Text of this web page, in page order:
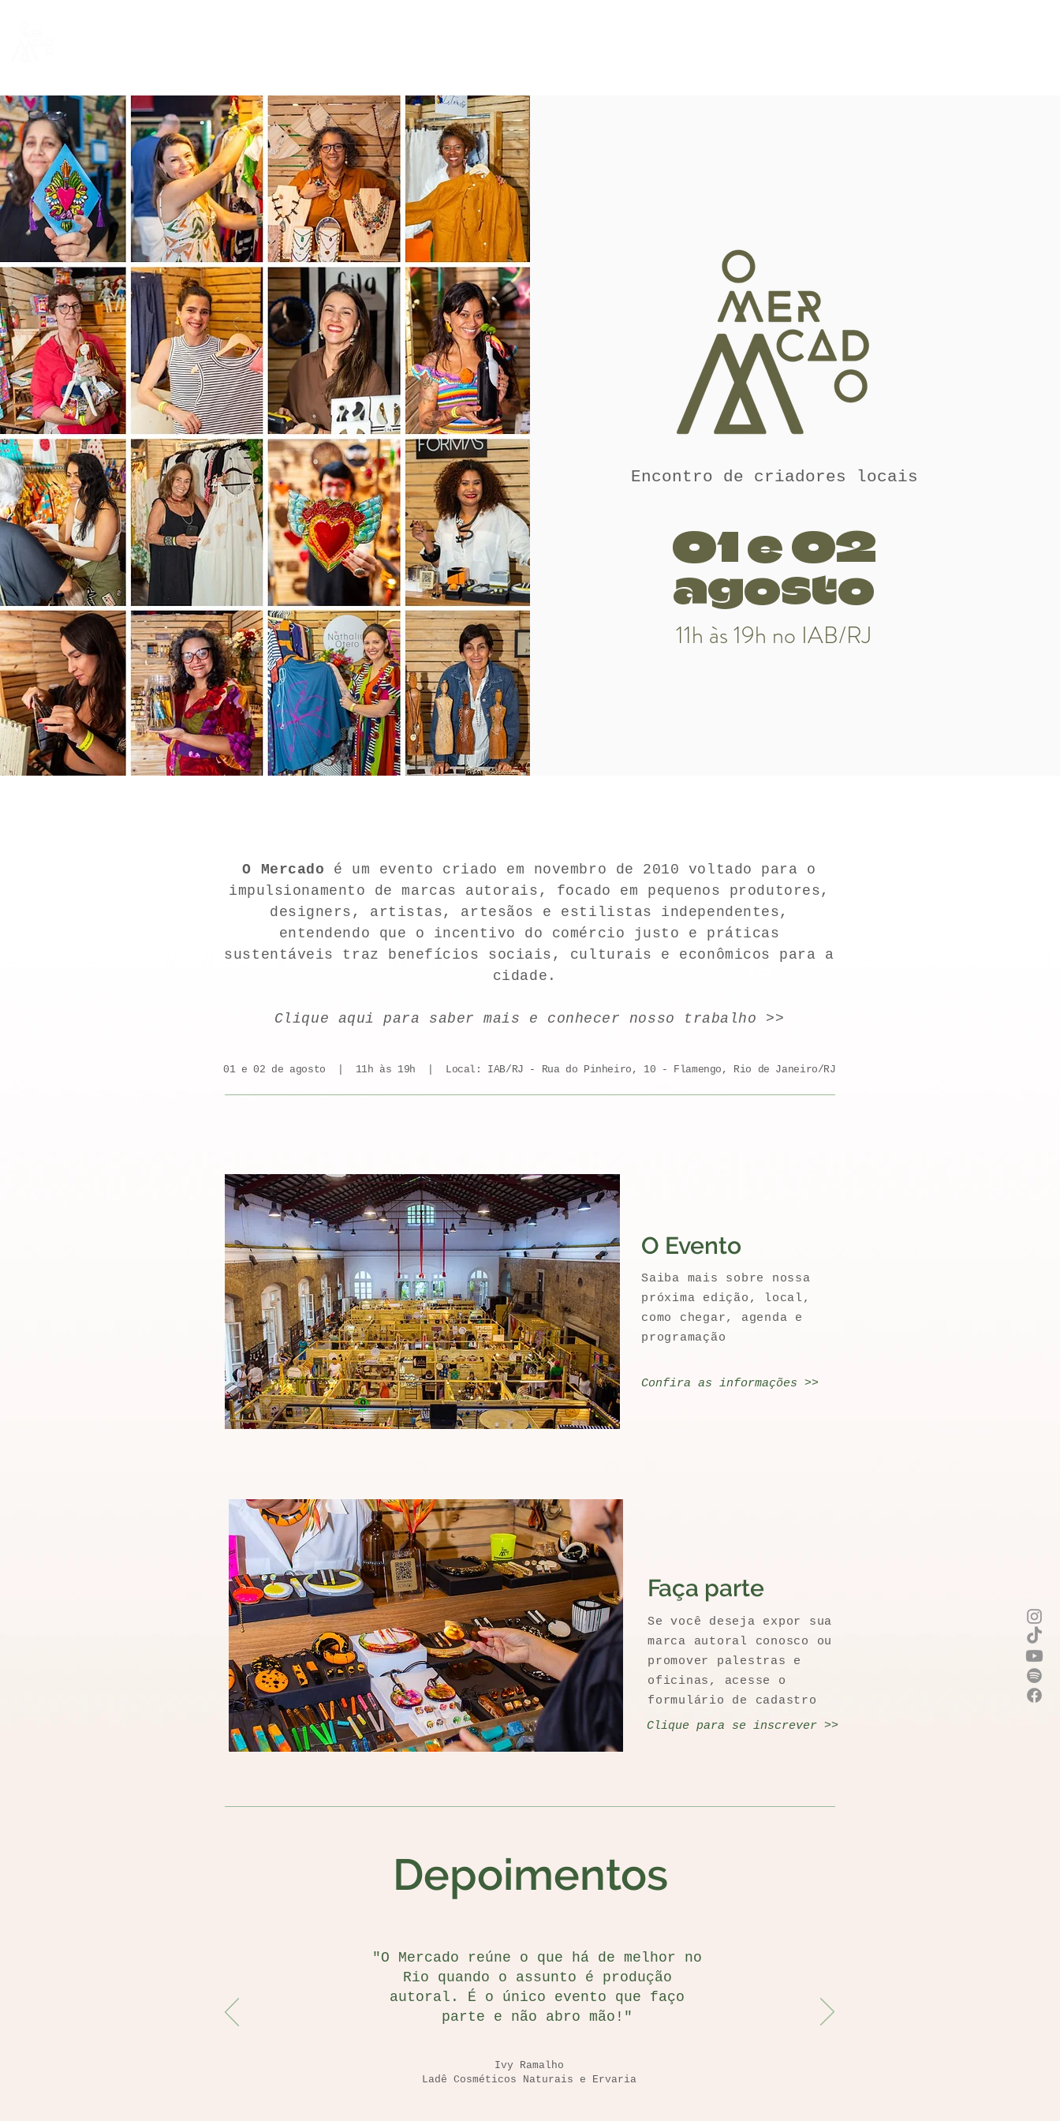
Encontro de criadores locais
01 e 02
agosto
11h às 19h no IAB/RJ
O Mercado é um evento criado em novembro de 2010 voltado para o
impulsionamento de marcas autorais, focado em pequenos produtores,
designers, artistas, artesãos e estilistas independentes,
entendendo que o incentivo do comércio justo e práticas
sustentáveis traz benefícios sociais, culturais e econômicos para a
cidade.
Clique aqui para saber mais e conhecer nosso trabalho >>
01 e 02 de agosto | 11h às 19h | Local: IAB/RJ - Rua do Pinheiro, 10 - Flamengo, Rio de Janeiro/RJ
O Evento
Saiba mais sobre nossa
próxima edição, local,
como chegar, agenda e
programação
Confira as informações >>
Faça parte
Se você deseja expor sua
marca autoral conosco ou
promover palestras e
oficinas, acesse o
formulário de cadastro
Clique para se inscrever >>
Depoimentos
"O Mercado reúne o que há de melhor no
Rio quando o assunto é produção
autoral. É o único evento que faço
parte e não abro mão!"
Ivy Ramalho
Ladê Cosméticos Naturais e Ervaria